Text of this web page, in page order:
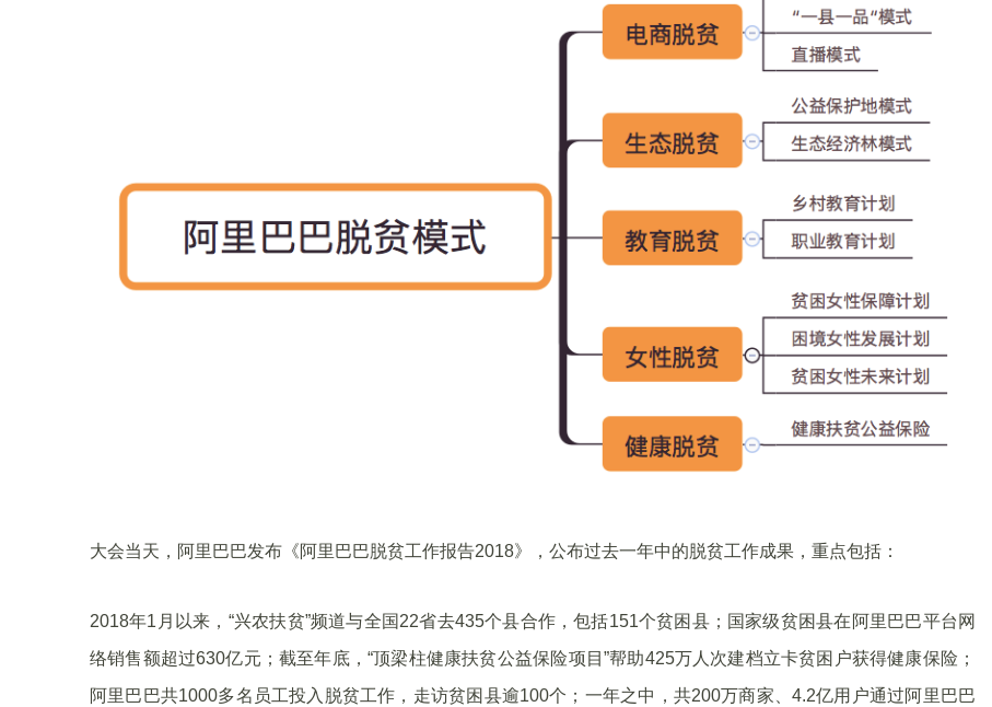
大会当天，阿里巴巴发布《阿里巴巴脱贫工作报告2018》，公布过去一年中的脱贫工作成果，重点包括：
2018年1月以来，“兴农扶贫”频道与全国22省去435个县合作，包括151个贫困县；国家级贫困县在阿里巴巴平台网
络销售额超过630亿元；截至年底，“顶梁柱健康扶贫公益保险项目”帮助425万人次建档立卡贫困户获得健康保险；
阿里巴巴共1000多名员工投入脱贫工作，走访贫困县逾100个；一年之中，共200万商家、4.2亿用户通过阿里巴巴